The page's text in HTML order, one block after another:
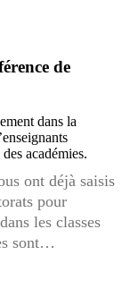
de
dans la
académies.
ont déjà saisis
pour
les classes
sont…